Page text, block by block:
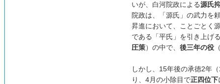
いが、白河院政による源氏
院政は、「源氏」の武力を
昇進において、ことごとく
である「平氏」を引き上げ
圧策）の中で、 後三年の役
しかし、15年後の承徳2年（
り、4月の小除目で正四位下